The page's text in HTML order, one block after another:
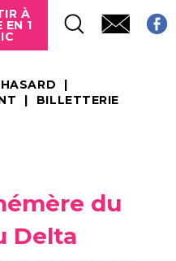
À
EN 1
BILLETTERIE
du
Delta